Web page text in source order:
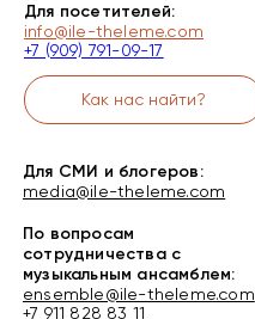
Для посетителей:
info@ile-theleme.com
+7 (909) 791-09-17
Для СМИ и блогеров:
media@ile-theleme.com
По вопросам
сотрудничества с
музыкальным ансамблем:
ensemble@ile-theleme.com
+7 911 828 83 11
Как нас найти?